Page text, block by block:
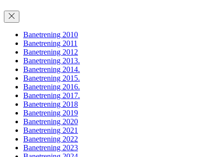
Banetrening 2010
Banetrening 2011
Banetrening 2012
Banetrening 2013.
Banetrening 2014.
Banetrening 2015.
Banetrening 2016.
Banetrening 2017.
Banetrening 2018
Banetrening 2019
Banetrening 2020
Banetrening 2021
Banetrening 2022
Banetrening 2023